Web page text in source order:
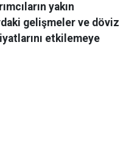
yakın
gelişmeler ve döviz
etkilemeye